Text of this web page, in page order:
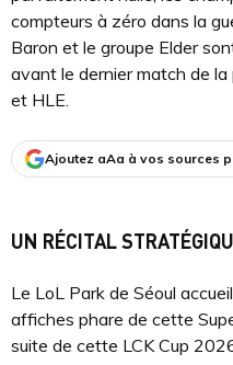
compteurs à zéro dans la
Baron et le groupe Elder
avant le dernier match de la
et HLE.
Ajoutez aAa à vos sources
UN RÉCITAL
Le LoL Park de Séoul
affiches phare de cette
suite de cette LCK Cup